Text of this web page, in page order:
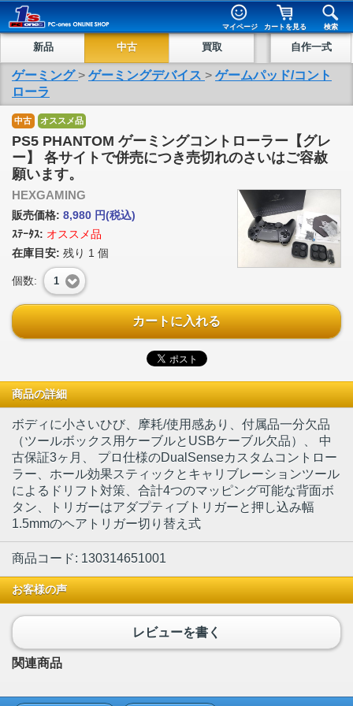
マイページ カートを見る 検索
新品 中古 買取 自作一式
ゲーミング > ゲーミングデバイス > ゲームパッド/コント
ローラ
中古 オススメ品
PS5 PHANTOM ゲーミングコントローラー【グレ
ー】 各サイトで併売につき売切れのさいはご容赦
願います。
HEXGAMING
販売価格: 8,980 円(税込)
ｽﾃｰﾀｽ: オススメ品
在庫目安: 残り 1 個
個数: 1
カートに入れる
商品の詳細
ボディに小さいひび、摩耗/使用感あり、付属品一分欠品
（ツールボックス用ケーブルとUSBケーブル欠品）
、 中
古保証3ヶ月、 プロ仕様のDualSenseカスタムコントロー
ラー、ホール効果スティックとキャリブレーションツール
によるドリフト対策、合計4つのマッピング可能な背面ボ
タン、トリガーはアダプティブトリガーと押し込み幅
1.5mmのヘアトリガー切り替え式
商品コード: 130314651001
お客様の声
レビューを書く
関連商品